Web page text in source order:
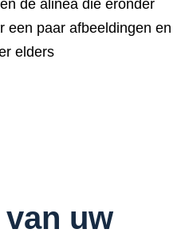
de alinea die eronder
een paar afbeeldingen en
elders
uw